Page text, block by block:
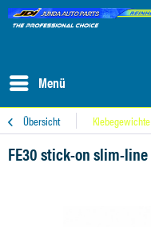
Menü
Übersicht Klebegewichte
FE30 stick-on slim-line